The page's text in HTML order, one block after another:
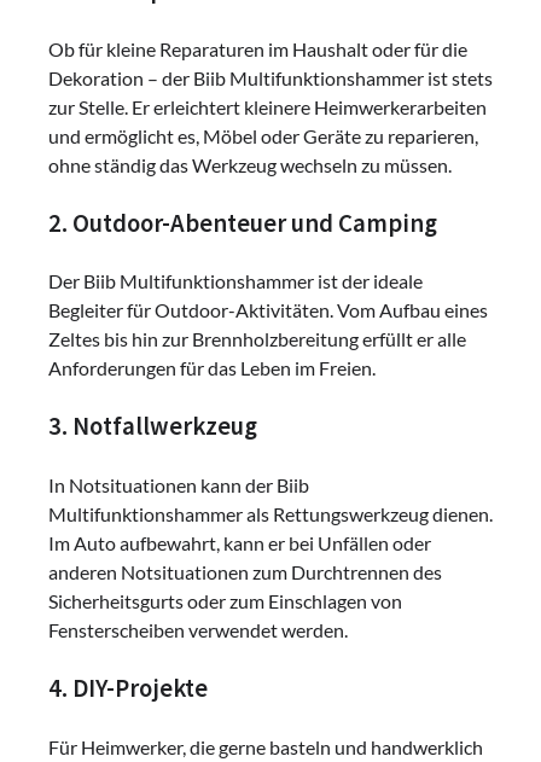
Ob für kleine Reparaturen im Haushalt oder für die
Dekoration – der Biib Multifunktionshammer ist stets
zur Stelle. Er erleichtert kleinere Heimwerkerarbeiten
und ermöglicht es, Möbel oder Geräte zu reparieren,
ohne ständig das Werkzeug wechseln zu müssen.
2. Outdoor-Abenteuer und Camping
Der Biib Multifunktionshammer ist der ideale
Begleiter für Outdoor-Aktivitäten. Vom Aufbau eines
Zeltes bis hin zur Brennholzbereitung erfüllt er alle
Anforderungen für das Leben im Freien.
3. Notfallwerkzeug
In Notsituationen kann der Biib
Multifunktionshammer als Rettungswerkzeug dienen.
Im Auto aufbewahrt, kann er bei Unfällen oder
anderen Notsituationen zum Durchtrennen des
Sicherheitsgurts oder zum Einschlagen von
Fensterscheiben verwendet werden.
4. DIY-Projekte
Für Heimwerker, die gerne basteln und handwerklich